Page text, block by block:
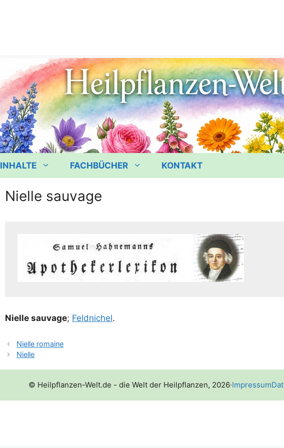
INHALTE FACHBÜCHER KONTAKT
Nielle sauvage
Niel­le sau­va­ge; Feld­ni­chel.
Nielle romaine
Nielle
© Heilpflanzen-Welt.de - die Welt der Heilpflanzen, 2026·Impressum